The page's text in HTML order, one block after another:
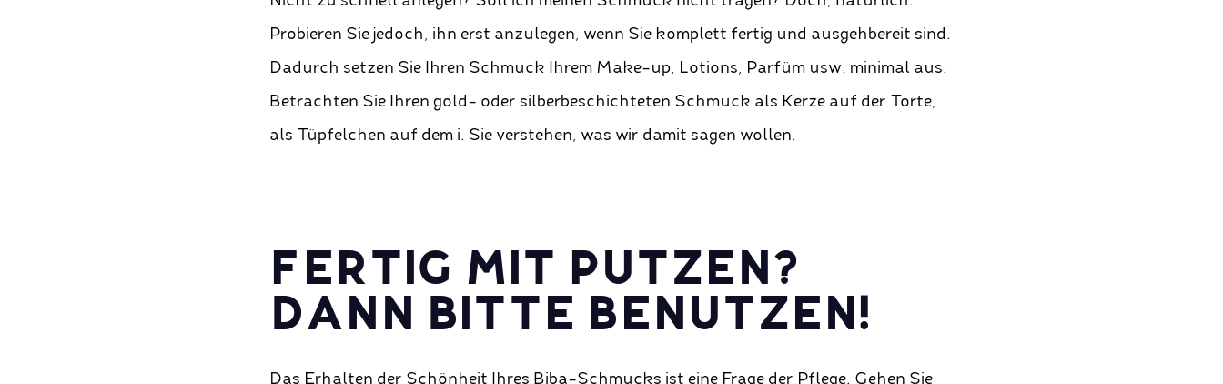
Probieren Sie jedoch, ihn erst anzulegen, wenn Sie komplett fertig und ausgehbereit sind.
Dadurch setzen Sie Ihren Schmuck Ihrem Make-up, Lotions, Parfüm usw. minimal aus.
Betrachten Sie Ihren gold- oder silberbeschichteten Schmuck als Kerze auf der Torte,
als Tüpfelchen auf dem i. Sie verstehen, was wir damit sagen wollen.
FERTIG MIT PUTZEN?
DANN BITTE BENUTZEN!
Das Erhalten der Schönheit Ihres Biba-Schmucks ist eine Frage der Pflege. Gehen Sie